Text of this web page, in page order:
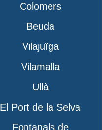
Colomers
Beuda
Vilajuïga
Vilamalla
Ullà
El Port de la Selva
Fontanals de